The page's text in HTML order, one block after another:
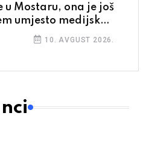
u Mostaru, ona je još
umjesto medijskog
pritiska treba odmor
10. AVGUST 2026.